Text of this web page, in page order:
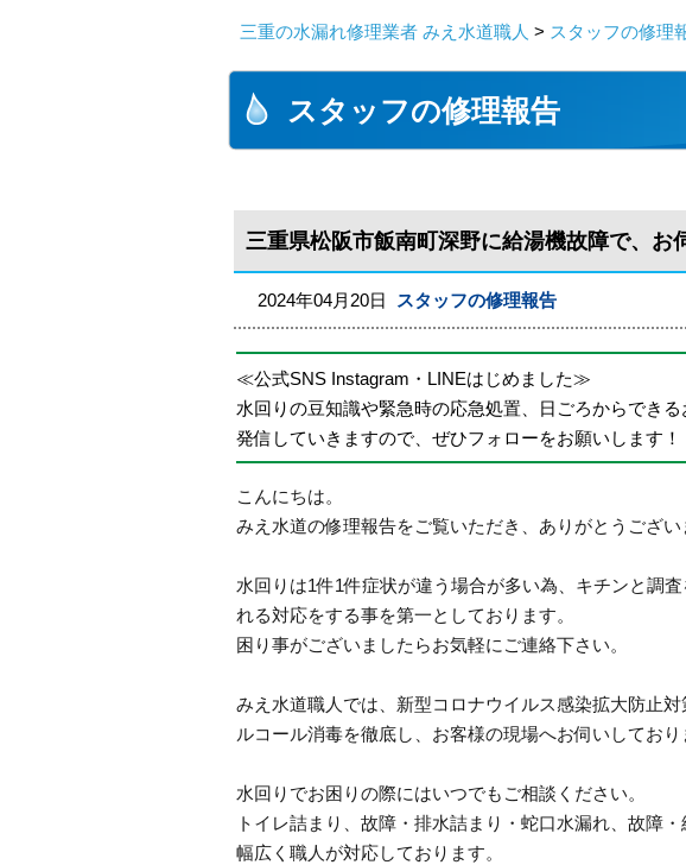
三重の水漏れ修理業者 みえ水道職人 > スタッフの修理
スタッフの修理報告
三重県松阪市飯南町深野に給湯機故障で、お
2024年04月20日 スタッフの修理報告
≪公式SNS Instagram・LINEはじめました≫
水回りの豆知識や緊急時の応急処置、日ごろからでき
発信していきますので、ぜひフォローをお願いします！
こんにちは。
みえ水道の修理報告をご覧いただき、ありがとうござい
水回りは1件1件症状が違う場合が多い為、キチンと調
れる対応をする事を第一としております。
困り事がございましたらお気軽にご連絡下さい。
みえ水道職人では、新型コロナウイルス感染拡大防止
ルコール消毒を徹底し、お客様の現場へお伺いしており
水回りでお困りの際にはいつでもご相談ください。
トイレ詰まり、故障・排水詰まり・蛇口水漏れ、故障
幅広く職人が対応しております。